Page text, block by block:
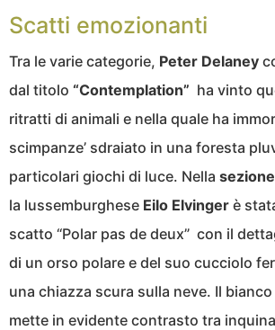
Scatti emozionanti
Tra le varie categorie, Peter Delaney
dal titolo “Contemplation” ha vinto
ritratti di animali e nella quale ha
scimpanze’ sdraiato in una foresta
particolari giochi di luce. Nella
la lussemburghese Eilo Elvinger è
scatto “Polar pas de deux” con il
di un orso polare e del suo cucciolo
una chiazza scura sulla neve. Il
mette in evidente contrasto tra